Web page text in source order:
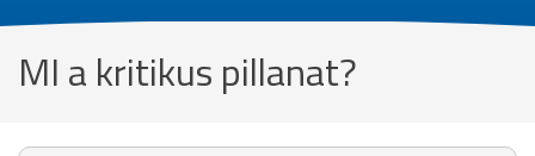
MI a kritikus pillanat?